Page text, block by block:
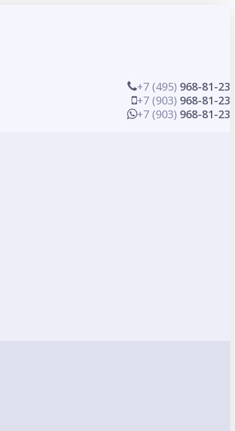
+7 (495) 968-81-23
+7 (903) 968-81-23
+7 (903) 968-81-23